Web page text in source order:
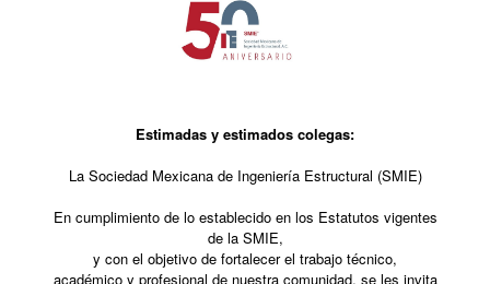
Estimadas y estimados colegas:
La Sociedad Mexicana de Ingeniería Estructural (SMIE)
En cumplimiento de lo establecido en los Estatutos vigentes
de la SMIE,
y con el objetivo de fortalecer el trabajo técnico,
académico y profesional de nuestra comunidad, se les invita